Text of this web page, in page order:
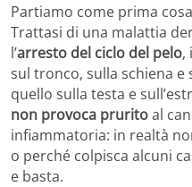
Partiamo come prima cosa
Trattasi di una malattia
l’arresto del ciclo del pelo,
sul tronco, sulla schiena e
quello sulla testa e
non provoca pruritoal
infiammatoria: in realtà
o perché colpisca alcuni
e basta.